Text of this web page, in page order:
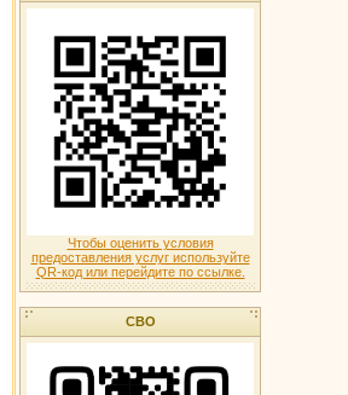
Чтобы оценить условия
предоставления услуг используйте
QR-код или перейдите по ссылке.
СВО